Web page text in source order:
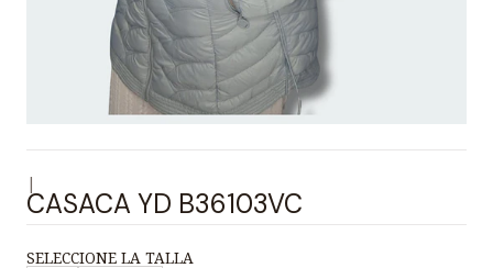
CASACA YD B36103VC
SELECCIONE LA TALLA